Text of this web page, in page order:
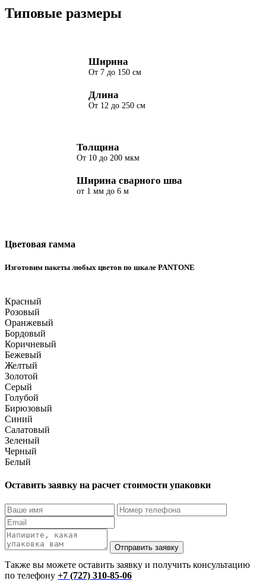
Типовые размеры
Ширина
От 7 до 150 см
Длина
От 12 до 250 см
Толщина
От 10 до 200 мкм
Ширина сварного шва
от 1 мм до 6 м
Цветовая гамма
Изготовим пакеты любых цветов по шкале PANTONE
Красный
Розовый
Оранжевый
Бордовый
Коричневый
Бежевый
Желтый
Золотой
Серый
Голубой
Бирюзовый
Синий
Салатовый
Зеленый
Черный
Белый
Оставить заявку на расчет стоимости упаковки
Отправить заявку
Также вы можете оставить заявку и получить консультацию
по телефону +7 (727) 310-85-06